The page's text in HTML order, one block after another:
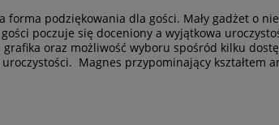
podziękowania dla gości. Mały gadżet o
poczuje się doceniony a wyjątkowa
oraz możliwość wyboru spośród kilku
Magnes przypominający kształtem